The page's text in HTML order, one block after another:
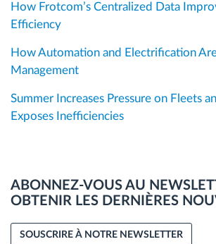
How Frotcom’s Centralized Data
Efficiency
How Automation and Electrification
Management
Summer Increases Pressure on Fleets
Exposes Inefficiencies
ABONNEZ-VOUS AU
OBTENIR LES DERNIÈRES
SOUSCRIRE À NOTRE NEWSLETTER